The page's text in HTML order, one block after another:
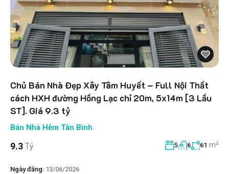
Chủ Bán Nhà Đẹp Xây Tâm Huyết – Full Nội Thất
cách HXH đường Hồng Lạc chỉ 20m, 5x14m [3 Lầu
ST]. Giá 9.3 tỷ
Bán Nhà Hẻm Tân Bình
9.3 Tỷ 5 6 61 m²
Ngày đăng: 13/06/2026